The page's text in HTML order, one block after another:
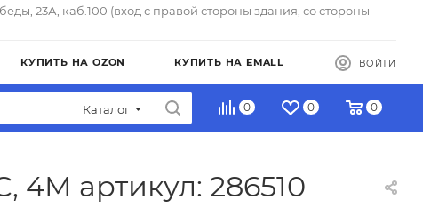
23А, каб.100 (вход с правой стороны здания, со стороны
КУПИТЬ НА OZON КУПИТЬ НА EMALL ВОЙТИ
Каталог 0 0 0
4M артикул: 286510